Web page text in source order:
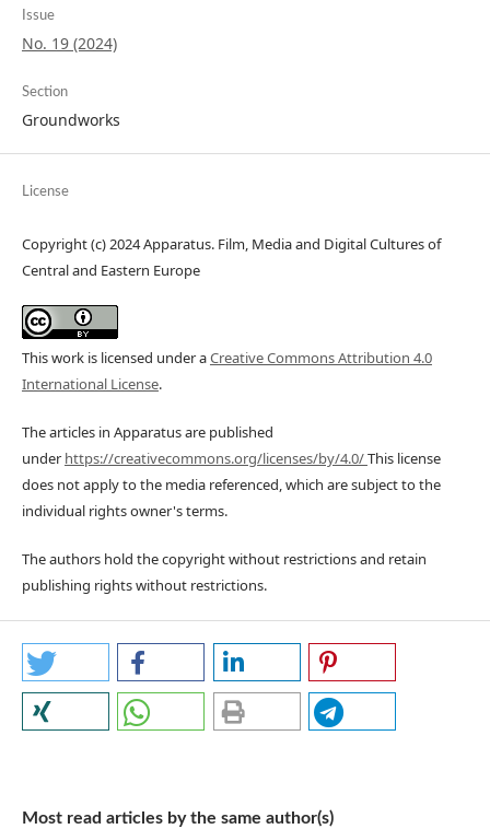
Issue
No. 19 (2024)
Section
Groundworks
License
Copyright (c) 2024 Apparatus. Film, Media and Digital Cultures of
Central and Eastern Europe
This work is licensed under aCreative Commons Attribution 4.0
International License.
The articles in Apparatus are published
underhttps://creativecommons.org/licenses/by/4.0/This license
does not apply to the media referenced, which are subject to the
individual rights owner's terms.
The authors hold the copyright without restrictions and retain
publishing rights without restrictions.
Most read articles by the same author(s)